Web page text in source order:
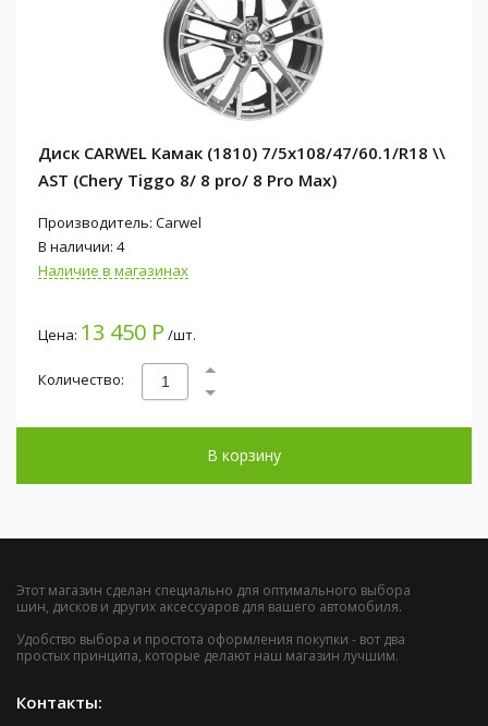
Диск CARWEL Камак (1810) 7/5x108/47/60.1/R18 \\
AST (Chery Tiggo 8/ 8 pro/ 8 Pro Max)
Производитель: Carwel
В наличии: 4
Наличие в магазинах
Цена: 13 450 Р /шт.
Количество:
В корзину
Этот магазин сделан специально для оптимального выбора
шин, дисков и других аксессуаров для вашего автомобиля.
Удобство выбора и простота оформления покупки - вот два
простых принципа, которые делают наш магазин лучшим.
Контакты: